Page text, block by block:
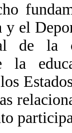
y el
de
la